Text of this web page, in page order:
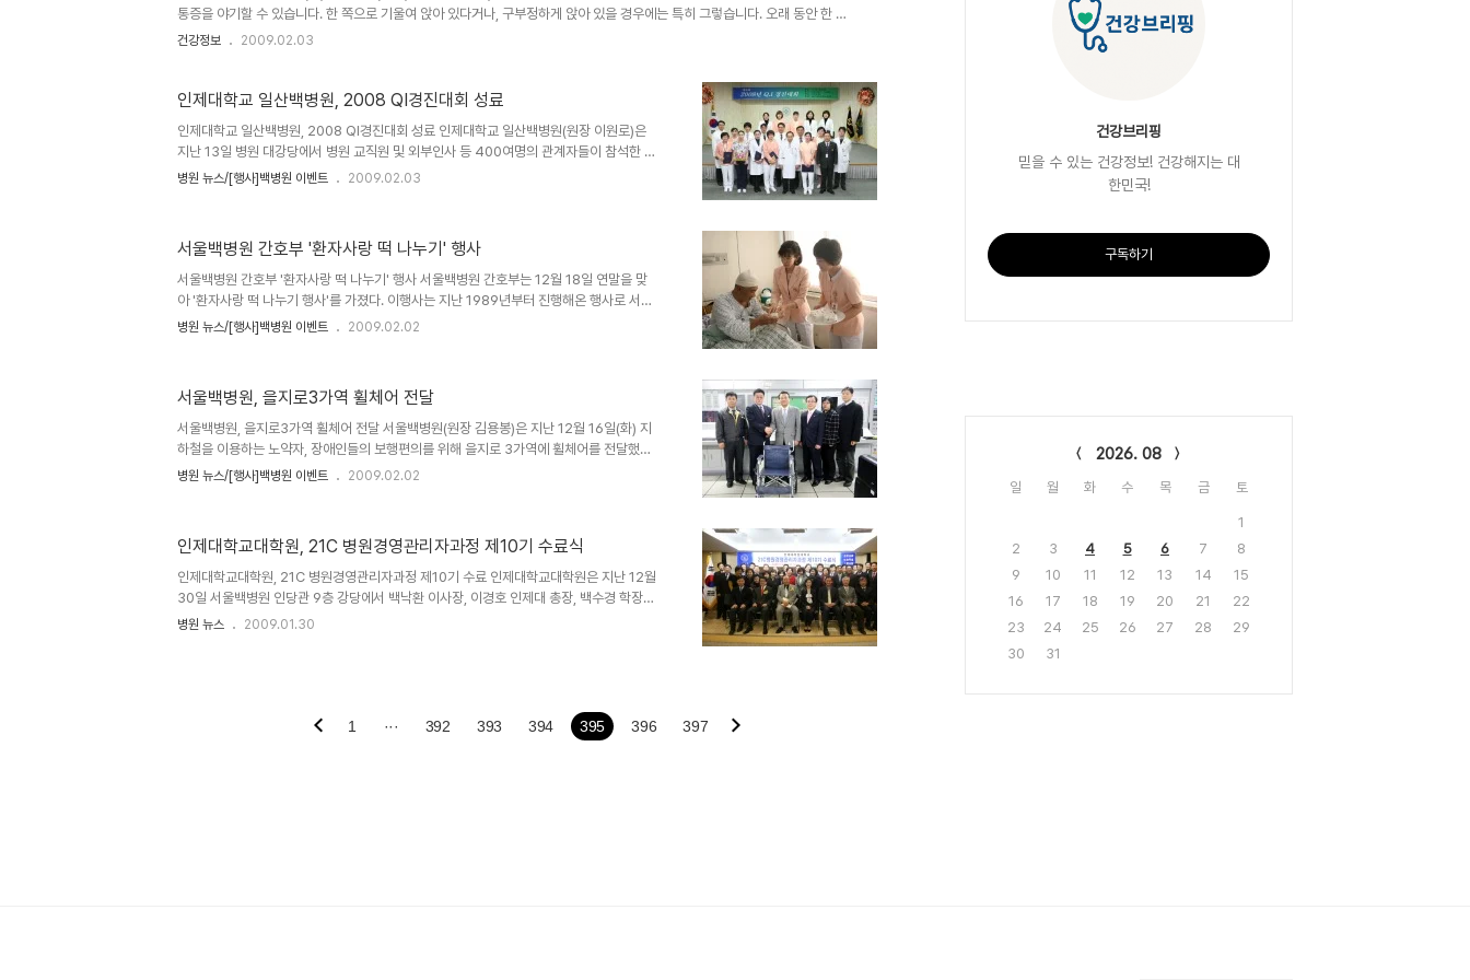
통증을 야기할 수 있습니다. 한 쪽으로 기울여 앉아 있다거나, 구부정하게 앉아 있을 경우에는 특히 그렇습니다. 오래 동안 한 자
세로 앉아 있을 경우, 신체의 한 부분만 지속적으로 압력을 받을 수 있으며, 일부 근육만 지속적으로 수축되어 있을 수 있습니다.
자리에서 일어나서 스트레칭을 해주어야 합니다. 그리고 앉아 있을 때에도 바른..
건강정보 2009.02.03
인제대학교 일산백병원, 2008 QI경진대회 성료
인제대학교 일산백병원, 2008 QI경진대회 성료 인제대학교 일산백병원(원장 이원로)은
지난 13일 병원 대강당에서 병원 교직원 및 외부인사 등 400여명의 관계자들이 참석한 가
운데 “2008년 QI(Quality Improvement) 경진대회”를 성황리에 개최했다고 밝혔다.
병원 뉴스/[행사]백병원 이벤트 2009.02.03
서울백병원 간호부 '환자사랑 떡 나누기' 행사
서울백병원 간호부 '환자사랑 떡 나누기' 행사 서울백병원 간호부는 12월 18일 연말을 맞
아 '환자사랑 떡 나누기 행사'를 가졌다. 이행사는 지난 1989년부터 진행해온 행사로 서울
백병원 간호부 전원이 200Kg의 쌀을 모아 만든 것이다. 간호사들은 전체 병동 입원환자
병원 뉴스/[행사]백병원 이벤트 2009.02.02
서울백병원, 을지로3가역 휠체어 전달
서울백병원, 을지로3가역 휠체어 전달 서울백병원(원장 김용봉)은 지난 12월 16일(화) 지
하철을 이용하는 노약자, 장애인들의 보행편의를 위해 을지로 3가역에 휠체어를 전달했다.
또한 서울백병원은 매월 4주 목요일 을지로 3가역에서 지하철 이용객 및 인근주민들을 대
병원 뉴스/[행사]백병원 이벤트 2009.02.02
인제대학교대학원, 21C 병원경영관리자과정 제10기 수료식
인제대학교대학원, 21C 병원경영관리자과정 제10기 수료 인제대학교대학원은 지난 12월
30일 서울백병원 인당관 9층 강당에서 백낙환 이사장, 이경호 인제대 총장, 백수경 학장을
비록한 교수진들과 35명의 교육생들이 참석한 가운데 21세기 병원경영관리자과정 제10
병원 뉴스 2009.01.30
1 ··· 392 393 394 395 396 397
건강브리핑
믿을 수 있는 건강정보! 건강해지는 대
한민국!
구독하기
2026. 08
일 월 화 수 목 금 토
1
2
3 4 5 6 7
8
9
10 11 12 13 14
15
16
17 18 19 20 21
22
23
24 25 26 27 28
29
30
31